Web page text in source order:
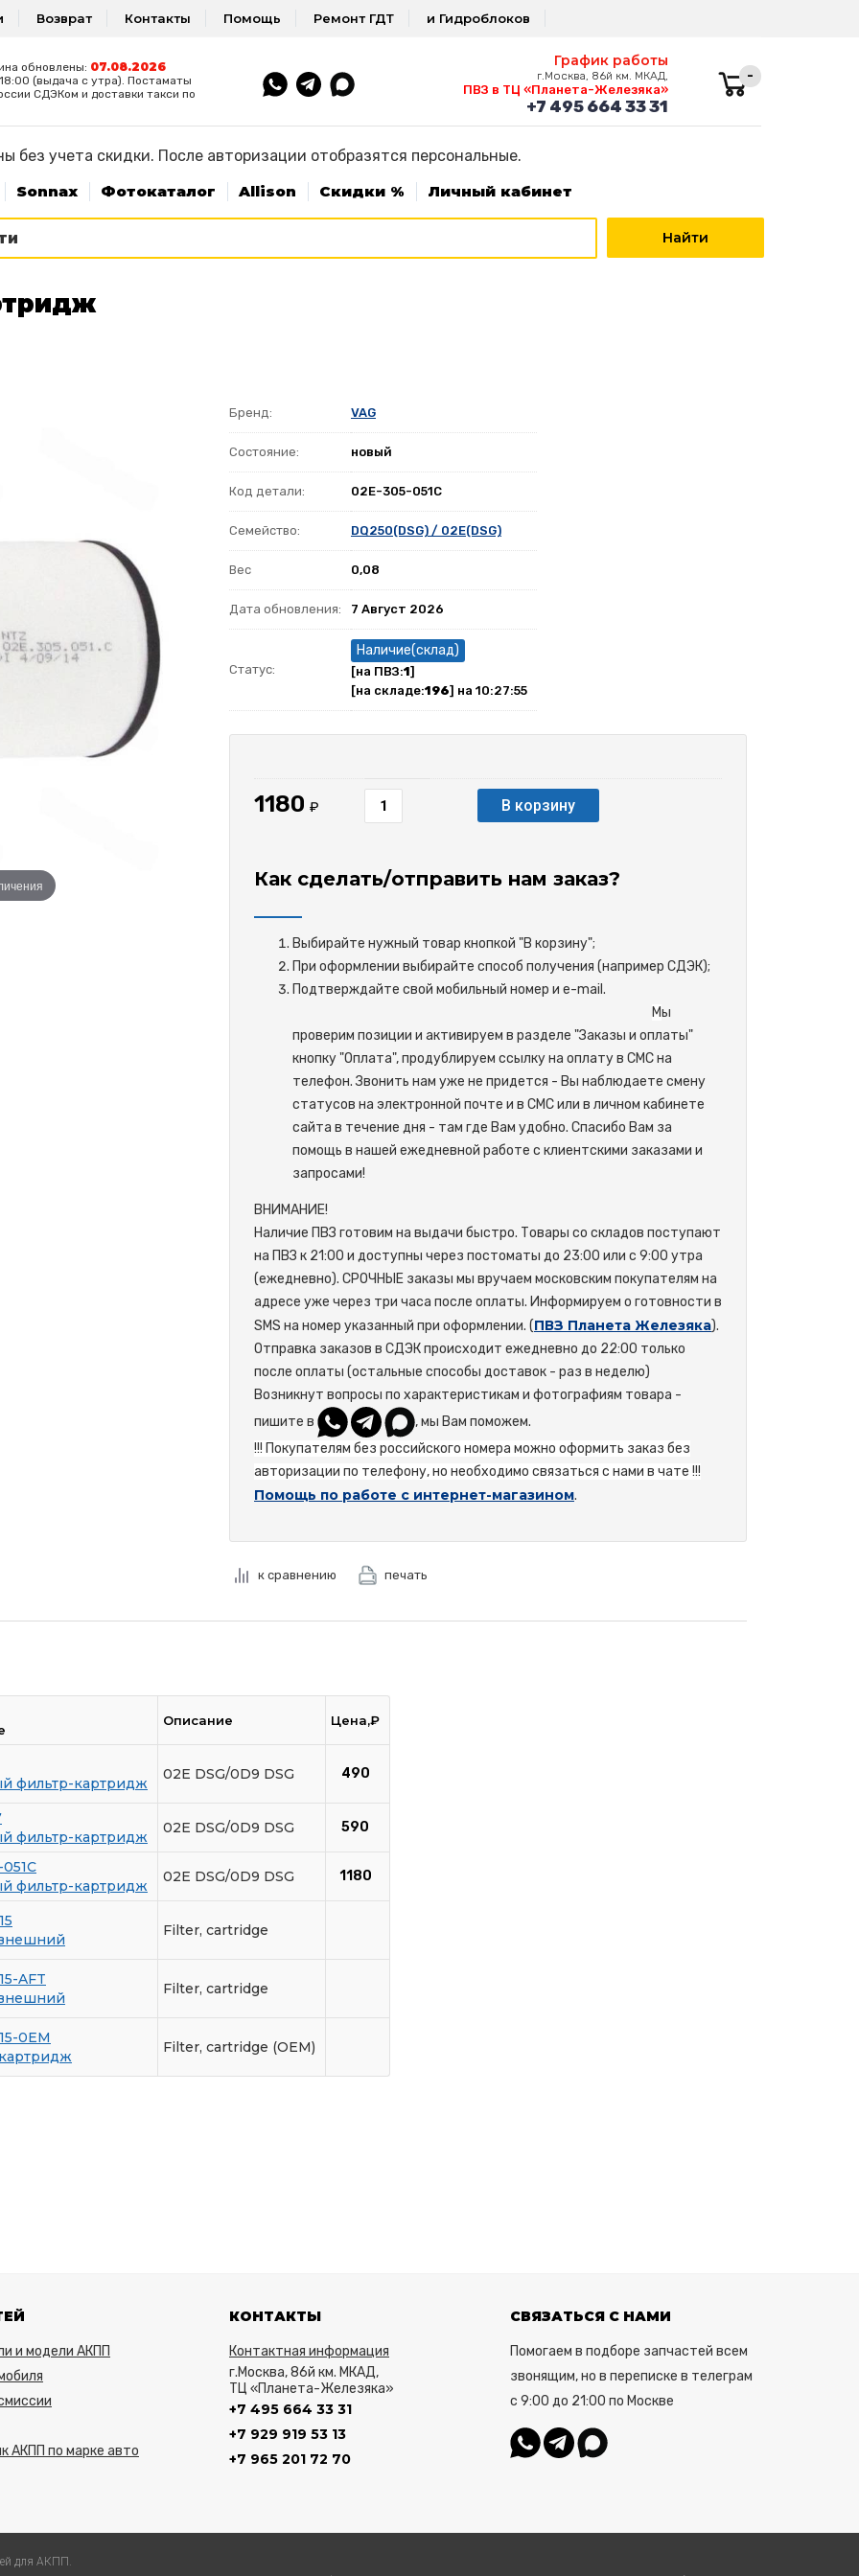
Возврат Контакты Помощь Ремонт ГДТ и Гидроблоков
обновлены: 07.08.2026
(выдача с утра). Постаматы
СДЭКом и доставки такси по
График работы
г.Москва, 86й км. МКАД,
ПВЗ в ТЦ «Планета-Железяка»
+7 495 664 33 31
-
без учета скидки. После авторизации отобразятся персональные.
Sonnax Фотокаталог Allison Скидки % Личный кабинет
Бренд: VAG
Состояние: новый
Код детали: 02E-305-051C
Семейство: DQ250(DSG) / 02E(DSG)
Вес 0,08
Дата обновления: 7 Август 2026
Статус:
Наличие(склад)
[на ПВЗ:1]
[на складе:196] на 10:27:55
1180 ₽ В корзину
Как сделать/отправить нам заказ?
Выбирайте нужный товар кнопкой "В корзину";
При оформлении выбирайте способ получения (например СДЭК);
Подтверждайте свой мобильный номер и e-mail.
Мы
проверим позиции и активируем в разделе "Заказы и оплаты"
кнопку "Оплата", продублируем ссылку на оплату в СМС на
телефон. Звонить нам уже не придется - Вы наблюдаете смену
статусов на электронной почте и в СМС или в личном кабинете
сайта в течение дня - там где Вам удобно. Спасибо Вам за
помощь в нашей ежедневной работе с клиентскими заказами и
запросами!
ВНИМАНИЕ!
Наличие ПВЗ готовим на выдачи быстро. Товары со складов поступают
на ПВЗ к 21:00 и доступны через постоматы до 23:00 или с 9:00 утра
(ежедневно). СРОЧНЫЕ заказы мы вручаем московским покупателям на
адресе уже через три часа после оплаты. Информируем о готовности в
SMS на номер указанный при оформлении. (ПВЗ Планета Железяка).
Отправка заказов в СДЭК происходит ежедневно до 22:00 только
после оплаты (остальные способы доставок - раз в неделю)
Возникнут вопросы по характеристикам и фотографиям товара -
пишите в
, мы Вам поможем.
!!! Покупателям без российского номера можно оформить заказ без
авторизации по телефону, но необходимо связаться с нами в чате !!!
Помощь по работе с интернет-магазином.
к сравнению печать
Описание Цена,₽
фильтр-картридж
02E DSG/0D9 DSG 490
фильтр-картридж
02E DSG/0D9 DSG 590
фильтр-картридж
02E DSG/0D9 DSG 1180
Filter, cartridge
AFT
Filter, cartridge
0EM
Filter, cartridge (OEM)
и модели АКПП
АКПП по марке авто
КОНТАКТЫ
Контактная информация
г.Москва, 86й км. МКАД,
ТЦ «Планета-Железяка»
+7 495 664 33 31
+7 929 919 53 13
+7 965 201 72 70
СВЯЗАТЬСЯ С НАМИ
Помогаем в подборе запчастей всем
звонящим, но в переписке в телеграм
с 9:00 до 21:00 по Москве
для АКПП.